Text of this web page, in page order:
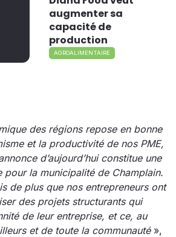
augmenter sa
capacité de
production
AGROALIMENTAIRE
des régions repose en bonne
et la productivité de nos PME,
d’aujourd’hui constitue une
pour la municipalité de Champlain.
de plus que nos entrepreneurs ont
des projets structurants qui
de leur entreprise, et ce, au
et de toute la communauté »,